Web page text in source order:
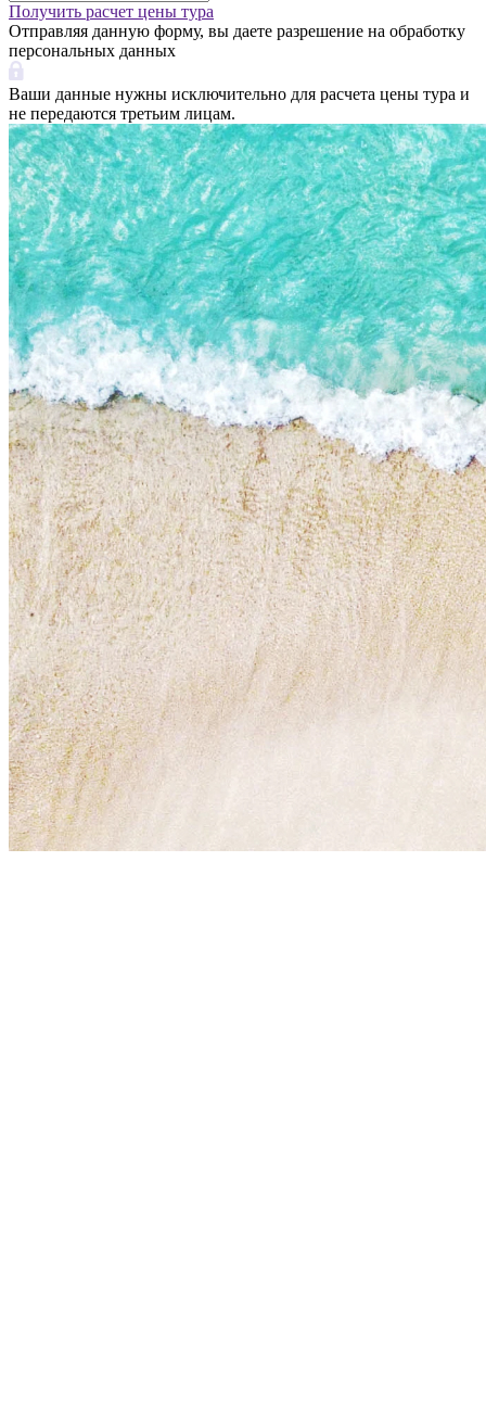
Получить расчет цены тура
Отправляя данную форму, вы даете разрешение на обработку
персональных данных
Ваши данные нужны исключительно для расчета цены тура и
не передаются третьим лицам.